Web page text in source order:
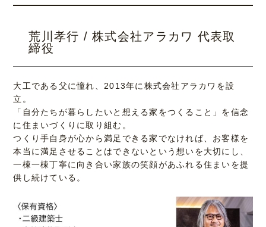
荒川孝行 / 株式会社アラカワ 代表取
締役
大工である父に憧れ、2013年に株式会社アラカワを設
立。
「自分たちが暮らしたいと想える家をつくること」を信念
に住まいづくりに取り組む。
つくり手自身が心から満足できる家でなければ、お客様を
本当に満足させることはできないという想いを大切にし、
一棟一棟丁寧に向き合い家族の笑顔があふれる住まいを提
供し続けている。